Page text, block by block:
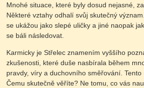
Mnohé situace, které byly dosud nejasné,
Některé vztahy odhalí svůj skutečný
se ukážou jako slepé uličky a jiné naopak
se báli následovat.
Karmicky je Střelec znamením vyššího
zkušenosti, které duše nasbírala během
pravdy, víry a duchovního směřování.
Čemu skutečně věříte? Ne tomu, co vás